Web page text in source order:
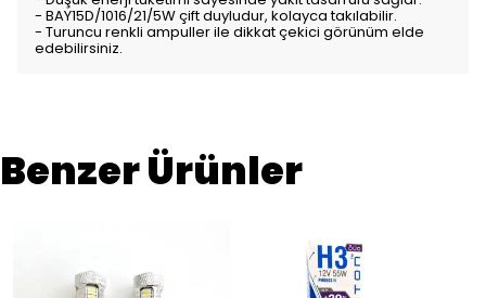
- BAY15D/1016/21/5W çift duyludur, kolayca takılabilir.
- Turuncu renkli ampuller ile dikkat çekici görünüm elde
edebilirsiniz.
Benzer Ürünler